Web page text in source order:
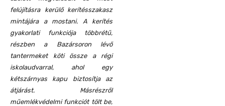
felújításra kerülő kerítésszakasz
mintájára a mostani. A kerítés
gyakorlati funkciója többrétű,
részben a Bazársoron lévő
tantermeket köti össze a régi
iskolaudvarral, ahol egy
kétszárnyas kapu biztosítja az
átjárást. Másrészről
műemlékvédelmi funkciót tölt be,